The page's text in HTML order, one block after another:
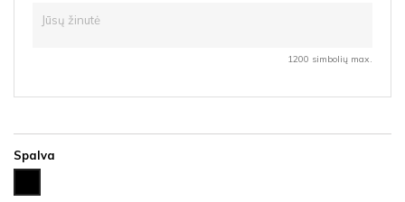
1200 simbolių max.
Spalva